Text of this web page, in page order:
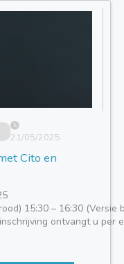
21/05/2025
Cito en
15:30 – 16:30 (Versie
ontvangt u per